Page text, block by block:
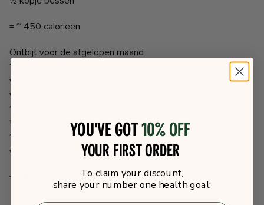
= ~ 450 calorieën
Ontbijt voor de afgelopen maand
1 kopje haver
van chiazaden
van hennepzaden
1 banaan
½ kopje bessen
1 kopje rozijnen
van pindakaas
= ~ 890 calorieën
You've got10% off
your first order
To claim your discount,
share your number one health goal: